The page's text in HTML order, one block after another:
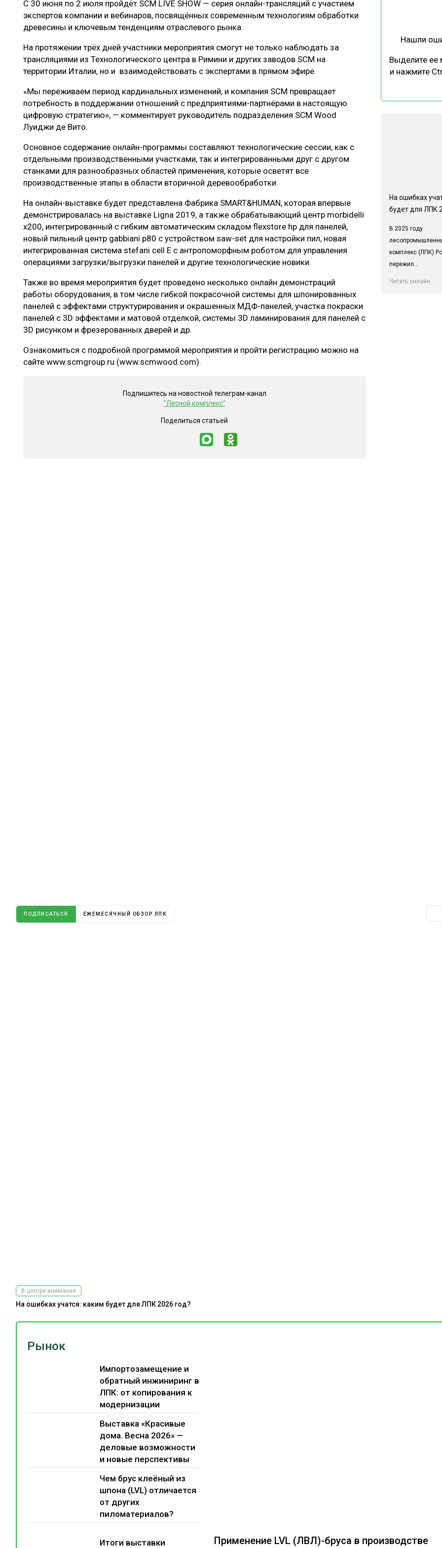
ЛЕСОВОССТАНОВЛЕНИЕ И ЗАЩИТА
ЦБП
СУШКА ДРЕВЕСИНЫ РЫНОК
ОТРАСЛЕВАЯ ДИСКУССИЯ
ЭКСПЕРТНОЕ МНЕНИЕ
С 30 июня по 2 июля пройдёт SCM LIVE SHOW — серия онлайн-трансляций с участием
экспертов компании и вебинаров, посвящённых современным технологиям обработки
древесины и ключевым тенденциям отраслевого рынка.
На протяжении трёх дней участники мероприятия смогут не только наблюдать за
трансляциями из Технологического центра в Римини и других заводов SCM на
территории Италии, но и взаимодействовать с экспертами в прямом эфире.
«Мы переживаем период кардинальных изменений, и компания SCM превращает
потребность в поддержании отношений с предприятиями-партнёрами в настоящую
цифровую стратегию», — комментирует руководитель подразделения SCM Wood
Луиджи де Вито.
Основное содержание онлайн-программы составляют технологические сессии, как с
отдельными производственными участками, так и интегрированными друг с другом
станками для разнообразных областей применения, которые осветят все
производственные этапы в области вторичной деревообработки.
На онлайн-выставке будет представлена Фабрика SMART&HUMAN, которая впервые
демонстрировалась на выставке Ligna 2019, а также обрабатывающий центр morbidelli
x200, интегрированный c гибким автоматическим складом flexstore hp для панелей,
новый пильный центр gabbiani p80 с устройством saw-set для настройки пил, новая
интегрированная система stefani cell E с антропоморфным роботом для управления
операциями загрузки/выгрузки панелей и другие технологические новики.
Также во время мероприятия будет проведено несколько онлайн демонстраций
работы оборудования, в том числе гибкой покрасочной системы для шпонированных
панелей с эффектами структурирования и окрашенных МДФ-панелей, участка покраски
панелей с 3D эффектами и матовой отделкой, системы 3D ламинирования для панелей с
3D рисунком и фрезерованных дверей и др.
Ознакомиться с подробной программой мероприятия и пройти регистрацию можно на
сайте www.scmgroup.ru (www.scmwood.com).
Подпишитесь на новостной телеграм-канал
"Лесной комплекс"
Поделиться статьей
Нашли
Выделите
и нажмите
На ошибках
будет для ЛПК
В 2025 году
комплекс (ЛПК)
пережил...
Читать онлайн
Рынок
Импортозамещение и
обратный инжиниринг в
ЛПК: от копирования к
модернизации
Выставка «Красивые
дома. Весна 2026» —
деловые возможности
и новые перспективы
Чем брус клеёный из
шпона (LVL) отличается
от других
пиломатериалов?
Итоги выставки Применение LVL (ЛВЛ)-бруса в производстве
ПОДПИСАТЬСЯ ЕЖЕМЕСЯЧНЫЙ ОБЗОР ЛПК
В центре внимания
На ошибках учатся: каким будет для ЛПК 2026 год?